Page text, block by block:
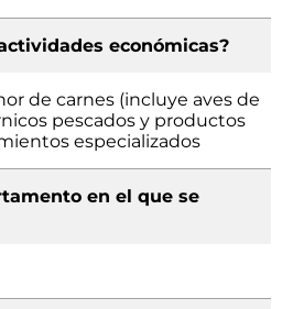
económicas?
de carnes (incluye aves de
pescados y productos
especializados
en el que se